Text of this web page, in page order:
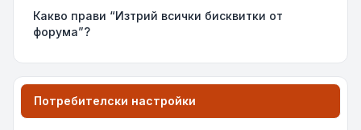
Какво прави “Изтрий всички бисквитки от
форума”?
Потребителски настройки